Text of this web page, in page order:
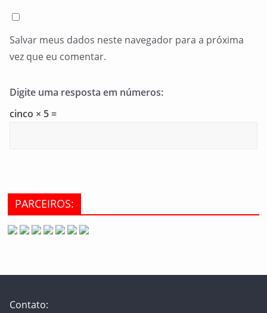
Salvar meus dados neste navegador para a próxima
vez que eu comentar.
Digite uma resposta em números:
cinco × 5 =
PARCEIROS:
Contato: